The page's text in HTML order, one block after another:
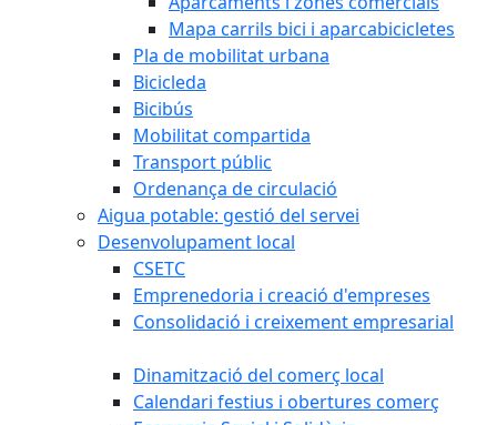
Mapa carrils bici i aparcabicicletes
Pla de mobilitat urbana
Bicicleda
Bicibús
Mobilitat compartida
Transport públic
Ordenança de circulació
Aigua potable: gestió del servei
Desenvolupament local
CSETC
Emprenedoria i creació d'empreses
Consolidació i creixement empresarial
Dinamització del comerç local
Calendari festius i obertures comerç